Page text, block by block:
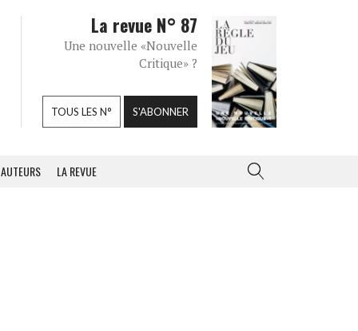
La revue N° 87
Une nouvelle «Nouvelle
Critique» ?
TOUS LES N° S'ABONNER
AUTEURS LA REVUE